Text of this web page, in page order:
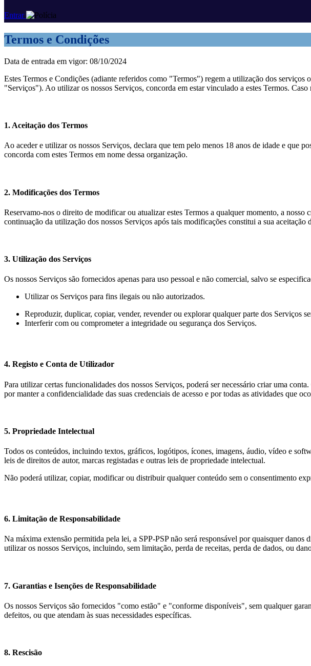
Entrar
Termos e Condições
Data de entrada em vigor: 08/10/2024
Estes Termos e Condições (adiante referidos como "Termos") regem a utilização dos
"Serviços"). Ao utilizar os nossos Serviços, concorda em estar vinculado a estes Termos.
1. Aceitação dos Termos
Ao aceder e utilizar os nossos Serviços, declara que tem pelo menos 18 anos de idade e que
concorda com estes Termos em nome dessa organização.
2. Modificações dos Termos
Reservamo-nos o direito de modificar ou atualizar estes Termos a qualquer momento, a
continuação da utilização dos nossos Serviços após tais modificações constitui a sua aceitação
3. Utilização dos Serviços
Os nossos Serviços são fornecidos apenas para uso pessoal e não comercial, salvo se
Utilizar os Serviços para fins ilegais ou não autorizados.
Reproduzir, duplicar, copiar, vender, revender ou explorar qualquer parte dos Serviços
Interferir com ou comprometer a integridade ou segurança dos Serviços.
4. Registo e Conta de Utilizador
Para utilizar certas funcionalidades dos nossos Serviços, poderá ser necessário criar uma
por manter a confidencialidade das suas credenciais de acesso e por todas as atividades que
5. Propriedade Intelectual
Todos os conteúdos, incluindo textos, gráficos, logótipos, ícones, imagens, áudio, vídeo e
leis de direitos de autor, marcas registadas e outras leis de propriedade intelectual.
Não poderá utilizar, copiar, modificar ou distribuir qualquer conteúdo sem o consentimento
6. Limitação de Responsabilidade
Na máxima extensão permitida pela lei, a SPP-PSP não será responsável por quaisquer
utilizar os nossos Serviços, incluindo, sem limitação, perda de receitas, perda de dados, ou
7. Garantias e Isenções de Responsabilidade
Os nossos Serviços são fornecidos "como estão" e "conforme disponíveis", sem qualquer
defeitos, ou que atendam às suas necessidades específicas.
8. Rescisão